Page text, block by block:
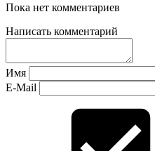
Пока нет комментариев
Написать комментарий
Имя
E-Mail